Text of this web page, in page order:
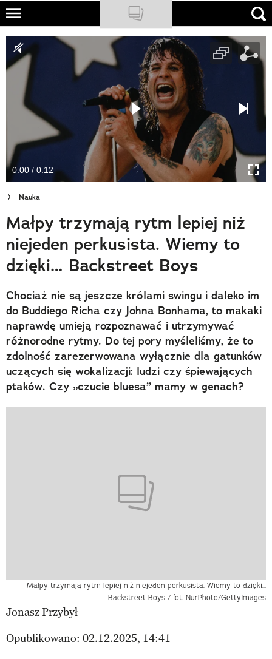
Skip
main
content
NATIONAL GEOGRAPHIC
TRAVELER
PODCASTY
Newsletter
Cuda Polski
Wielki Konkurs Fotograficzny
Trendbook Podróżniczy
Polecane
0:00 / 0:12
Nauka
Małpy trzymają rytm lepiej niż
niejeden perkusista. Wiemy to
dzięki… Backstreet Boys
Chociaż nie są jeszcze królami swingu i daleko im
do Buddiego Richa czy Johna Bonhama, to makaki
naprawdę umieją rozpoznawać i utrzymywać
różnorodne rytmy. Do tej pory myśleliśmy, że to
zdolność zarezerwowana wyłącznie dla gatunków
uczących się wokalizacji: ludzi czy śpiewających
ptaków. Czy „czucie bluesa” mamy w genach?
Małpy trzymają rytm lepiej niż niejeden perkusista. Wiemy to dzięki…
Backstreet Boys / fot. NurPhoto/GettyImages
Jonasz Przybył
Opublikowano: 02.12.2025, 14:41